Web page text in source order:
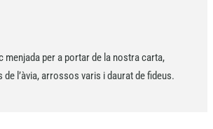
menjada per a portar de la nostra carta,
l’àvia, arrossos varis i daurat de fideus.